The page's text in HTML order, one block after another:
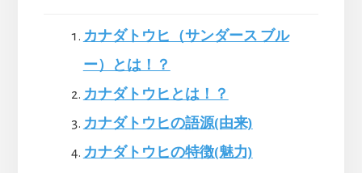
カナダトウヒ（サンダース ブル
ー）とは！？
カナダトウヒとは！？
カナダトウヒの語源(由来)
カナダトウヒの特徴(魅力)